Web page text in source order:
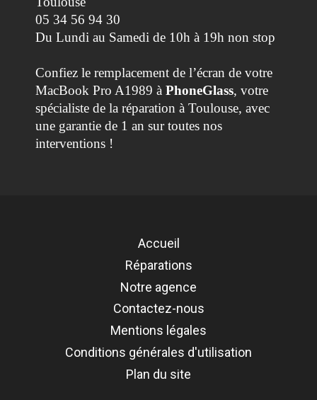
05 34 56 94 30
Du Lundi au Samedi de 10h à 19h non stop
Confiez le remplacement de l’écran de votre
MacBook Pro A1989 à PhoneGlass, votre
spécialiste de la réparation à Toulouse, avec
une garantie de 1 an sur toutes nos
interventions !
Accueil
Réparations
Notre agence
Contactez-nous
Mentions légales
Conditions générales d'utilisation
Plan du site